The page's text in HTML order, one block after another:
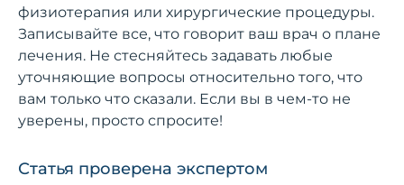
физиотерапия или хирургические процедуры.
Записывайте все, что говорит ваш врач о плане
лечения. Не стесняйтесь задавать любые
уточняющие вопросы относительно того, что
вам только что сказали. Если вы в чем-то не
уверены, просто спросите!
Статья проверена экспертом